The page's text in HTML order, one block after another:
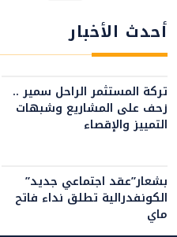
أحدث الأخبار
تركة المستثمر الراحل سمير ..
زحف على المشاريع وشبهات
التمييز والإقصاء
بشعار”عقد اجتماعي جديد”
الكونفدرالية تطلق نداء فاتح
ماي